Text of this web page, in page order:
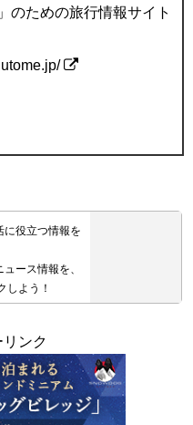
のための旅行情報サイト
に役立つ情報を
ース情報を、
しよう！
ンク